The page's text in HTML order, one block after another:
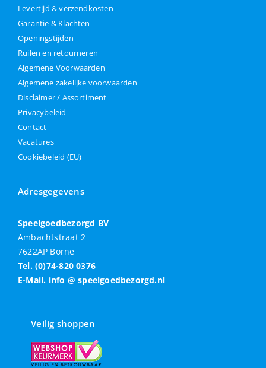
Levertijd & verzendkosten
Garantie & Klachten
Openingstijden
Ruilen en retourneren
Algemene Voorwaarden
Algemene zakelijke voorwaarden
Disclaimer / Assortiment
Privacybeleid
Contact
Vacatures
Cookiebeleid (EU)
Adresgegevens
Speelgoedbezorgd BV
Ambachtstraat 2
7622AP Borne
Tel. (0)74-820 0376
E-Mail. info @ speelgoedbezorgd.nl
Veilig shoppen